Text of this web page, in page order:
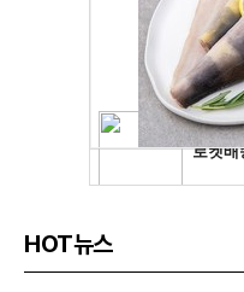
HOT뉴스